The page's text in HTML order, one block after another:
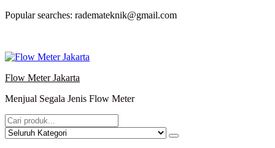
Lompat
Popular searches: rademateknik@gmail.com
Flow Meter Jakarta
Menjual Segala Jenis Flow Meter